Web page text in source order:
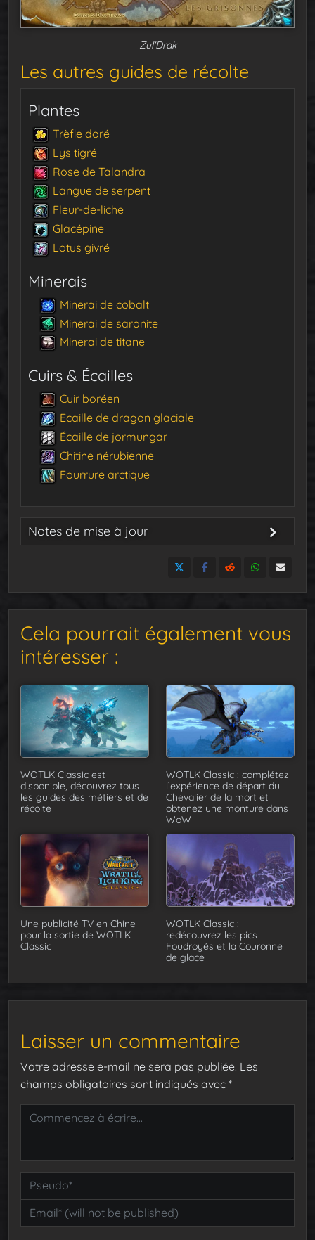
Zul'Drak
Les autres guides de récolte
Plantes
Trèfle doré
Lys tigré
Rose de Talandra
Langue de serpent
Fleur-de-liche
Glacépine
Lotus givré
Minerais
Minerai de cobalt
Minerai de saronite
Minerai de titane
Cuirs & Écailles
Cuir boréen
Ecaille de dragon glaciale
Écaille de jormungar
Chitine nérubienne
Fourrure arctique
Notes de mise à jour
Cela pourrait également vous
intéresser :
WOTLK Classic est
disponible, découvrez tous
les guides des métiers et de
récolte
WOTLK Classic : complétez
l’expérience de départ du
Chevalier de la mort et
obtenez une monture dans
WoW
Une publicité TV en Chine
pour la sortie de WOTLK
Classic
WOTLK Classic :
redécouvrez les pics
Foudroyés et la Couronne
de glace
Laisser un commentaire
Votre adresse e-mail ne sera pas publiée. Les
champs obligatoires sont indiqués avec *